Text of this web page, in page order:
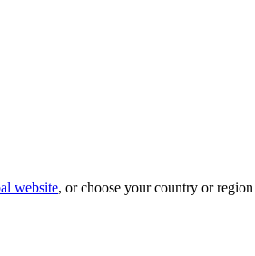
website, or choose your country or